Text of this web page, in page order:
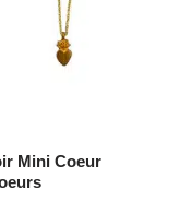
Mini Coeur